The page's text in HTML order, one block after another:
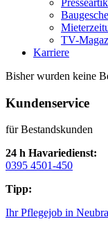
TV-
Karriere
Bisher wurden keine
Kundenservice
für Bestandskunden
24 h Havariedienst:
0395 4501-450
Tipp:
Ihr Pflegejob in